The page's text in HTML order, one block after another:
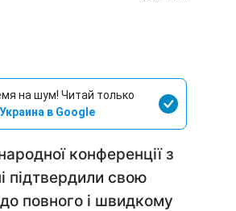
на шум! Читай только
в Google
конференції з
підтвердили свою
повного і швидкому